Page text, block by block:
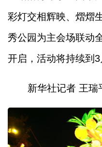
彩灯交相辉映、熠熠
秀公园为主会场联动
开启，活动将持续到3
新华社记者 王瑞